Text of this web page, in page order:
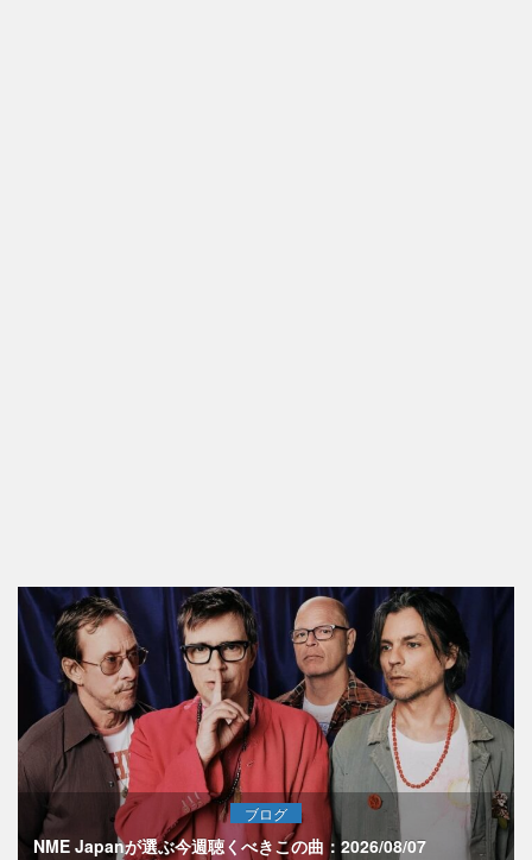
ブログ
NME Japanが選ぶ今週聴くべきこの曲：2026/08/07